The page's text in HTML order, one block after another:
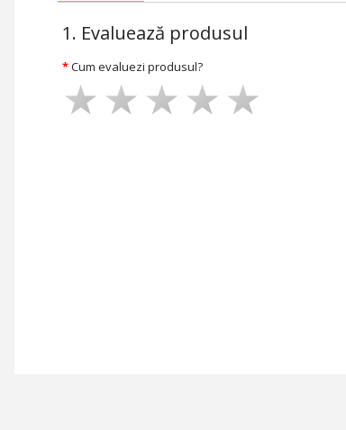
1. Evaluează produsul
Cum evaluezi produsul?